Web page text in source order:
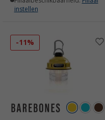
instellen
-11%